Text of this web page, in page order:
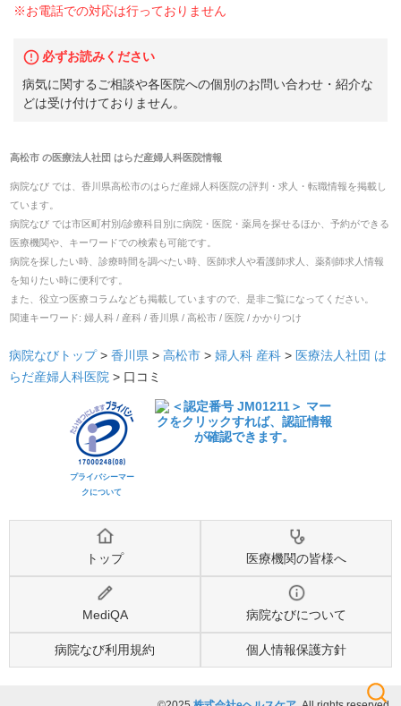
※お電話での対応は行っておりません
必ずお読みください
病気に関するご相談や各医院への個別のお問い合わせ・紹介な
どは受け付けておりません。
高松市の医療法人社団 はらだ産婦人科医院情報
病院なび では、 香川県高松市のはらだ産婦人科医院の評判・求人・転職情報を掲載し
ています。
病院なび では市区町村別/診療科目別に病院・医院・薬局を探せるほか、予約ができる
医療機関や、キーワードでの検索も可能です。
病院を探したい時、診療時間を調べたい時、医師求人や看護師求人、薬剤師求人情報
を知りたい時に便利です。
また、役立つ医療コラムなども掲載していますので、是非ご覧になってください。
関連キーワード: 婦人科 / 産科 / 香川県 / 高松市 / 医院 / かかりつけ
病院なびトップ > 香川県 > 高松市 > 婦人科 産科 > 医療法人社団 は
らだ産婦人科医院 > 口コミ
プライバシーマー
クについて
トップ 医療機関の皆様へ
MediQA 病院なびについて
病院なび利用規約 個人情報保護方針